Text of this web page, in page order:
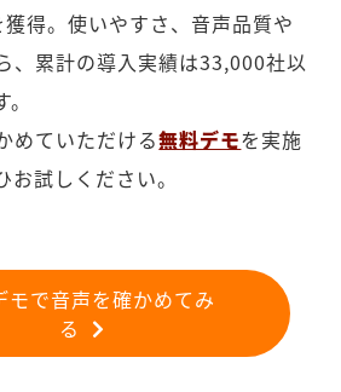
得。使いやすさ、音声品質や
、累計の導入実績は33,000社以
めていただける無料デモを実施
試しください。
モで音声を確かめてみ
る